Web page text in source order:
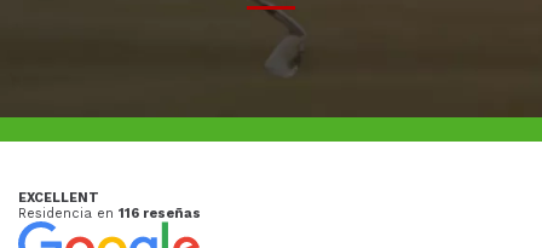
EXCELLENT
Residencia en 116 reseñas